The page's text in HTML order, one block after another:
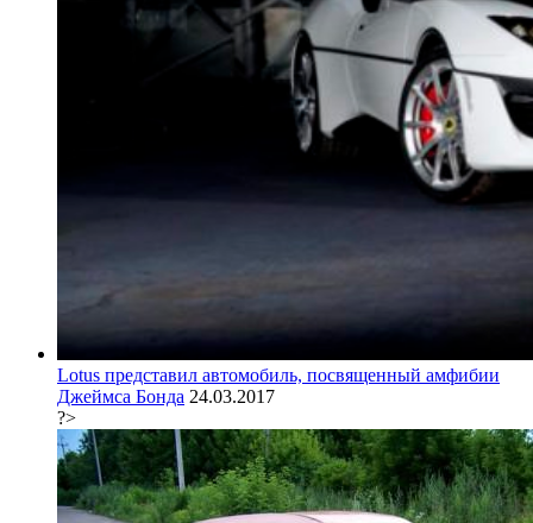
Lotus представил автомобиль, посвященный амфибии
Джеймса Бонда 24.03.2017
?>